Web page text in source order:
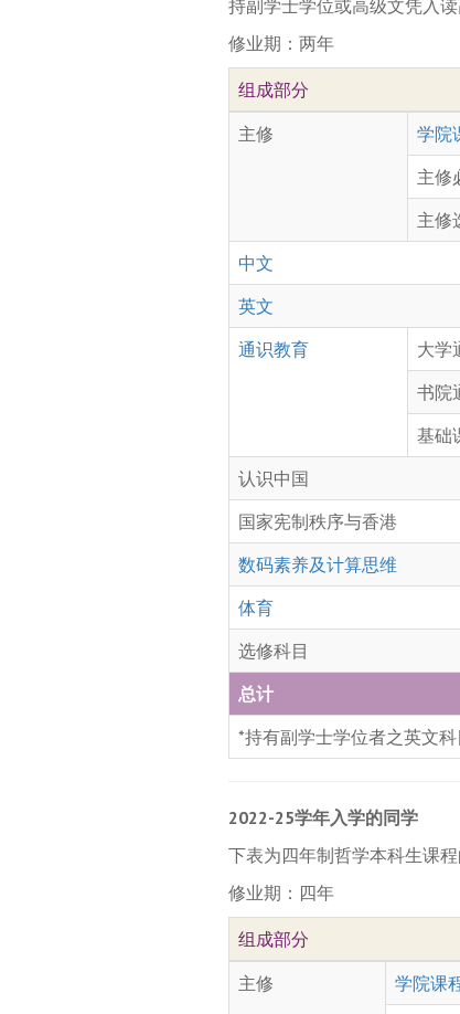
持副学士学位或高级文凭入
修业期：两年
组成部分
主修
学院
主修
主修
中文
英文
通识教育
大学
书院
基础
认识中国
国家宪制秩序与香港
数码素养及计算思维
体育
选修科目
总计
*持有副学士学位者之英文
2022-25学年入学的同学
下表为四年制哲学本科生课程
修业期：四年
组成部分
主修
学院课